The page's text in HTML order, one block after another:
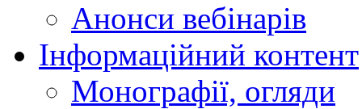
Анонси вебінарів
Інформаційний контент
Монографії, огляди